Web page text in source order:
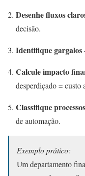
Desenhe fluxos
decisão.
Identifique gargalos
Calcule impacto
desperdiçado = custo
Classifique processos
de automação.
Exemplo prático:
Um departamento